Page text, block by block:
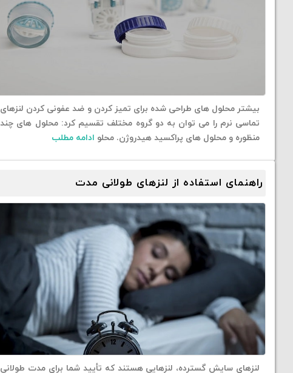
بیشتر محلول های طراحی شده برای تمیز کردن و ضد عفونی کردن لنزهای
تماسی نرم را می توان به دو گروه مختلف تقسیم کرد: محلول های چند
منظوره و محلول های پراکسید هیدروژن. محلو ادامه مطلب
راهنمای استفاده از لنزهای طولانی مدت
لنزهای سایش گسترده، لنزهایی هستند که تأیید شما برای مدت طولانی